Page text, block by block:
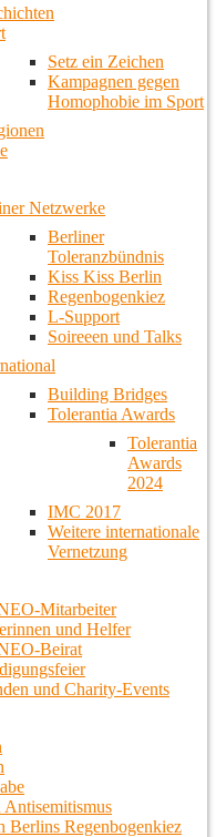
Setz ein Zeichen
Kampagnen gegen
Homophobie im Sport
Netzwerke
Berliner
Toleranzbündnis
Kiss Kiss Berlin
Regenbogenkiez
L-Support
Soireeen und Talks
Building Bridges
Tolerantia Awards
Tolerantia
Awards
2024
IMC 2017
Weitere internationale
Vernetzung
Mitarbeiter
und Helfer
Beirat
und Charity-Events
Berlins Regenbogenkiez